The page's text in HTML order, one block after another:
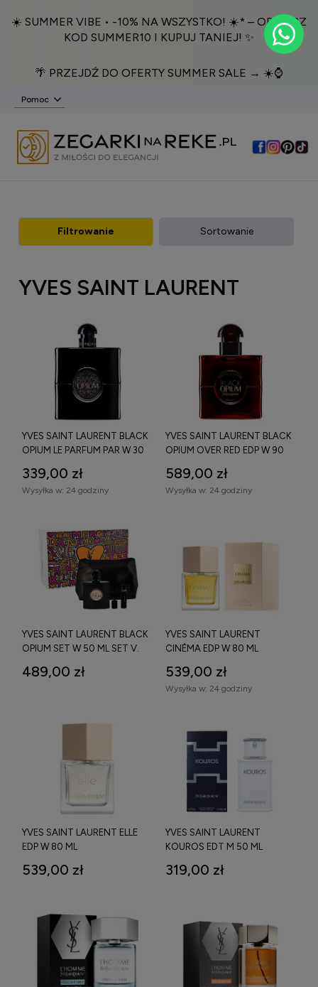
☀️ SUMMER VIBE • -10% NA WSZYSTKO! ☀️* – ODBIERZ
KOD SUMMER10 I KUPUJ TANIEJ! ✨
🌴 PRZEJDŹ DO OFERTY SUMMER SALE → ☀️⌚️
Pomoc
Filtrowanie Sortowanie
YVES SAINT LAURENT
YVES SAINT LAURENT BLACK
OPIUM LE PARFUM PAR W 30
339,00 zł
Wysyłka w: 24 godziny
YVES SAINT LAURENT BLACK
OPIUM OVER RED EDP W 90
589,00 zł
Wysyłka w: 24 godziny
YVES SAINT LAURENT BLACK
OPIUM SET W 50 ML SET V.
489,00 zł
YVES SAINT LAURENT
CINÉMA EDP W 80 ML
539,00 zł
Wysyłka w: 24 godziny
YVES SAINT LAURENT ELLE
EDP W 80 ML
539,00 zł
YVES SAINT LAURENT
KOUROS EDT M 50 ML
319,00 zł